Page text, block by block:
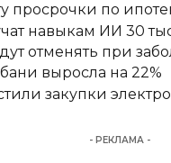
просрочки по
навыкам ИИ 30
отменять при
выросла на 22%
закупки
- РЕКЛАМА -